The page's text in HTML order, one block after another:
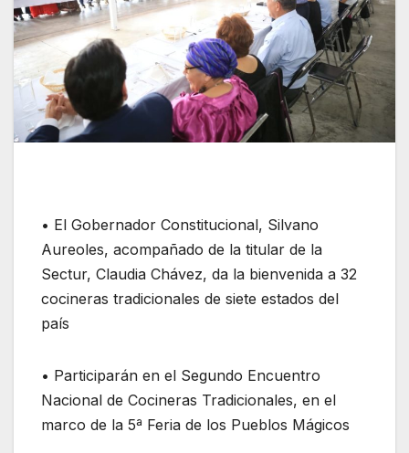
• El Gobernador Constitucional, Silvano
Aureoles, acompañado de la titular de la
Sectur, Claudia Chávez, da la bienvenida a 32
cocineras tradicionales de siete estados del
país
• Participarán en el Segundo Encuentro
Nacional de Cocineras Tradicionales, en el
marco de la 5ª Feria de los Pueblos Mágicos